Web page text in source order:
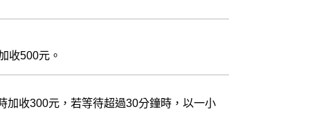
收500元。
加收300元，若等待超過30分鐘時，以一小